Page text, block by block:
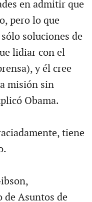
en admitir que
pero lo que
soluciones de
lidiar con el
y él cree
misión sin
Obama.
tiene
de Asuntos de